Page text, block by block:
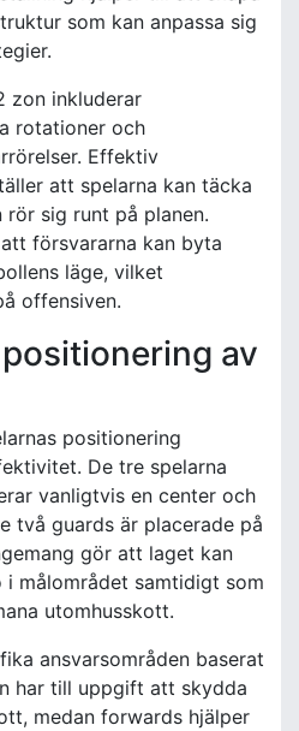
som kan anpassa sig
zon inkluderar
rotationer och
Effektiv
att spelarna kan täcka
sig runt på planen.
försvararna kan byta
läge, vilket
offensiven.
av
positionering
De tre spelarna
vanligtvis en center och
två guards är placerade på
gör att laget kan
i målområdet samtidigt som
utomhusskott.
ansvarsområden baserat
har till uppgift att skydda
medan forwards hjälper